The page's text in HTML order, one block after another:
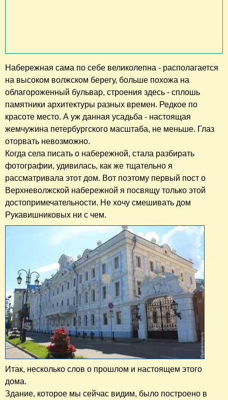
Набережная сама по себе великолепна - располагается
на высоком волжском берегу, больше похожа на
облагороженный бульвар, строения здесь - сплошь
памятники архитектуры разных времен. Редкое по
красоте место. А уж данная усадьба - настоящая
жемчужина петербургского масштаба, не меньше. Глаз
оторвать невозможно.
​Когда села писать о набережной, стала разбирать
фотографии, удивилась, как же тщательно я
рассматривала этот дом. Вот поэтому первый пост о
Верхневолжской набережной я посвящу только этой
достопримечательности. Не хочу смешивать дом
Рукавишниковых ни с чем.
Итак, несколько слов о прошлом и настоящем этого
дома.
Здание, которое мы сейчас видим, было построено в